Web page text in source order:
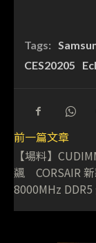
Tags:
CES20205
前一篇文章
【場料】
飊 CORSAIR
8000MHz DDR5